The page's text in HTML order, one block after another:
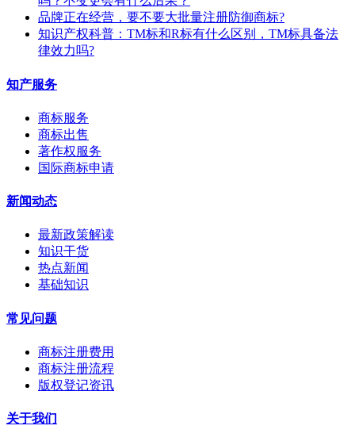
​品牌正在经营，要不要大批量注册防御商标?
知识产权科普：TM标和R标有什么区别，TM标具备法
律效力吗?
知产服务
商标服务
商标出售
著作权服务
国际商标申请
新闻动态
最新政策解读
知识干货
热点新闻
基础知识
常见问题
商标注册费用
商标注册流程
版权登记资讯
关于我们